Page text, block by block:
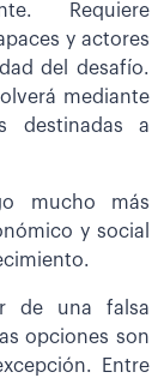
Requiere
y actores
del desafío.
mediante
destinadas a
mucho más
y social
de una falsa
opciones son
Entre